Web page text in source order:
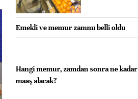
Emekli ve memur zammı belli oldu
Hangi memur, zamdan sonra ne kadar
maaş alacak?